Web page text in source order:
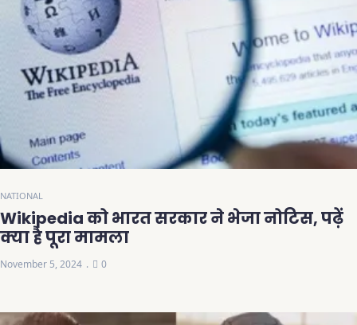
NATIONAL
Wikipedia को भारत सरकार ने भेजा नोटिस, पढ़ें
क्या है पूरा मामला
November 5, 2024 0